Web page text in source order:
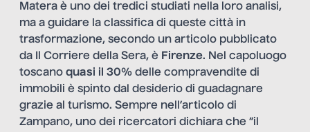
Matera è uno dei tredici studiati nella loro analisi,
ma a guidare la classifica di queste città in
trasformazione, secondo un articolo pubblicato
da Il Corriere della Sera, è Firenze. Nel capoluogo
toscano quasi il 30% delle compravendite di
immobili è spinto dal desiderio di guadagnare
grazie al turismo. Sempre nell’articolo di
Zampano, uno dei ricercatori dichiara che “il